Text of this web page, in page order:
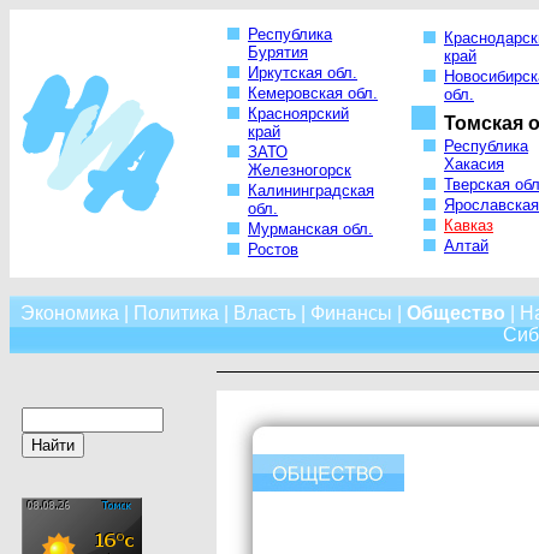
Республика
Бурятия
Иркутская обл.
Кемеровская обл.
Красноярский
край
ЗАТО
Железногорск
Калининградская
обл.
Мурманская обл.
Ростов
край
обл.
Томская
Республика
Хакасия
Тверская
Кавказ
Алтай
Экономика Политика Власть| Финансы Общество